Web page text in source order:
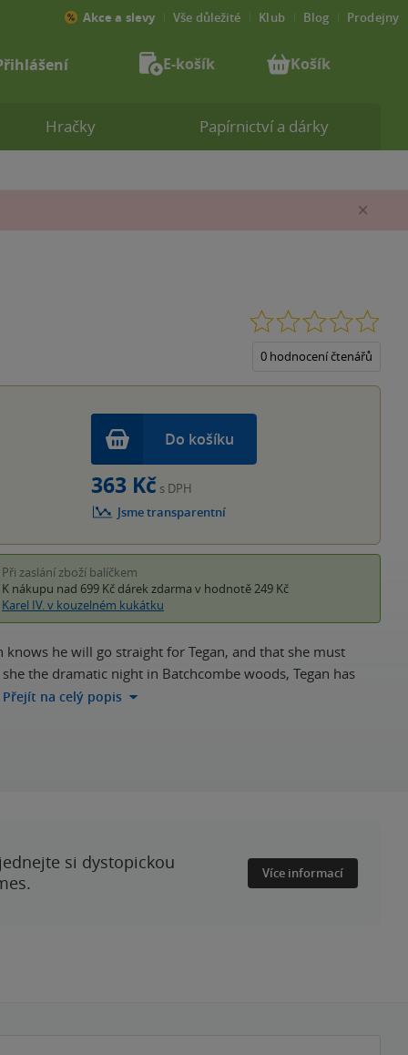
0 hodnocení čtenářů
Do košíku
363 Kč s DPH
Jsme transparentní
Při zaslání zboží balíčkem
K nákupu nad 699 Kč dárek zdarma v hodnotě 249 Kč
Karel IV. v kouzelném kukátku
he will go straight for Tegan, and that she must
the dramatic night in Batchcombe woods, Tegan has
Přejít na celý popis
si dystopickou
Více informací
Hračky Papírnictví a dárky
Akce a slevy Vše důležité Klub Blog Prodejny
E-košík Košík